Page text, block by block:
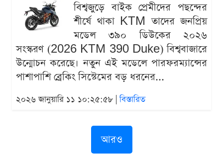
বিশ্বজুড়ে বাইক প্রেমীদের পছন্দের
শীর্ষে থাকা KTM তাদের জনপ্রিয়
মডেল ৩৯০ ডিউকের ২০২৬
সংস্করণ (2026 KTM 390 Duke) বিশ্ববাজারে
উন্মোচন করেছে। নতুন এই মডেলে পারফরম্যান্সের
পাশাপাশি ব্রেকিং সিস্টেমের বড় ধরনের...
২০২৬ জানুয়ারি ১১ ১০:২৫:৫৮ |বিস্তারিত
আরও